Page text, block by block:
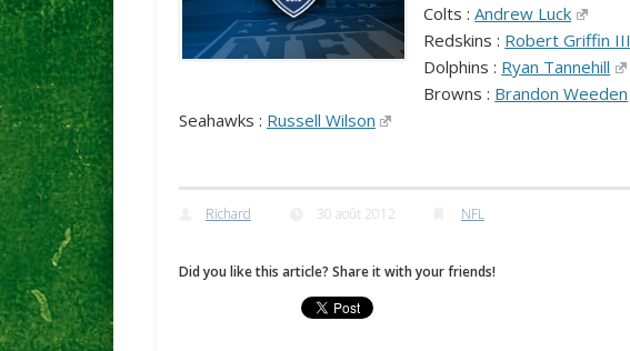
Colts :Andrew Luck
Redskins : Robert Griffin III
Dolphins : Ryan Tannehill
Browns : Brandon Weeden
Seahawks : Russell Wilson
Richard 30 août 2012 NFL
Did you like this article? Share it with your friends!